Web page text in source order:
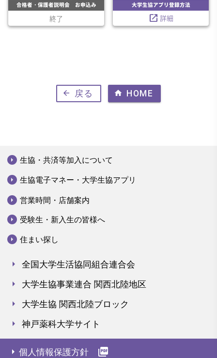
合格者・保護者説明会 お申込み
終了
大学生協アプリ登録方法
launch 詳細
arrow_back 戻る home HOME
arrow_drop_down_circle 生協・共済等加入について
arrow_drop_down_circle 生協電子マネー・大学生協アプリ
arrow_drop_down_circle 営業時間・店舗案内
arrow_drop_down_circle 受験生・新入生の皆様へ
arrow_drop_down_circle 住まい探し
arrow_right 全国大学生活協同組合連合会
arrow_right 大学生協事業連合 関西北陸地区
arrow_right 大学生協 関西北陸ブロック
arrow_right 神戸薬科大学サイト
arrow_right 個人情報保護方針 picture_as_pdf